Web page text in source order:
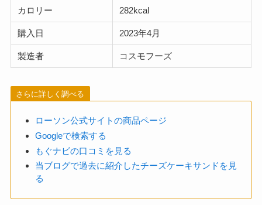
カロリー 282kcal
購入日 2023年4月
製造者 コスモフーズ
さらに詳しく調べる
ローソン公式サイトの商品ページ
Googleで検索する
もぐナビの口コミを見る
当ブログで過去に紹介したチーズケーキサンドを見
る